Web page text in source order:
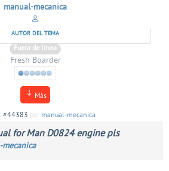
manual-mecanica
AUTOR DEL TEMA
Fuera de línea
Fresh Boarder
Más
#44383 por manual-mecanica
for Man D0824 engine pls